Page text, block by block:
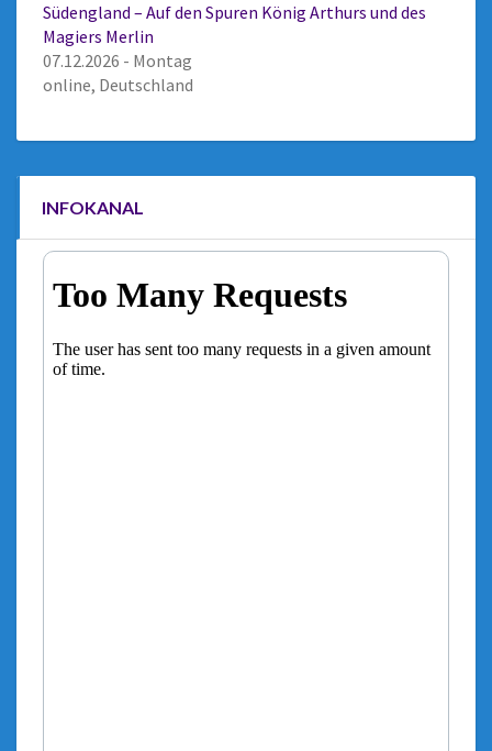
Südengland – Auf den Spuren König Arthurs und des
Magiers Merlin
07.12.2026 - Montag
online, Deutschland
INFOKANAL